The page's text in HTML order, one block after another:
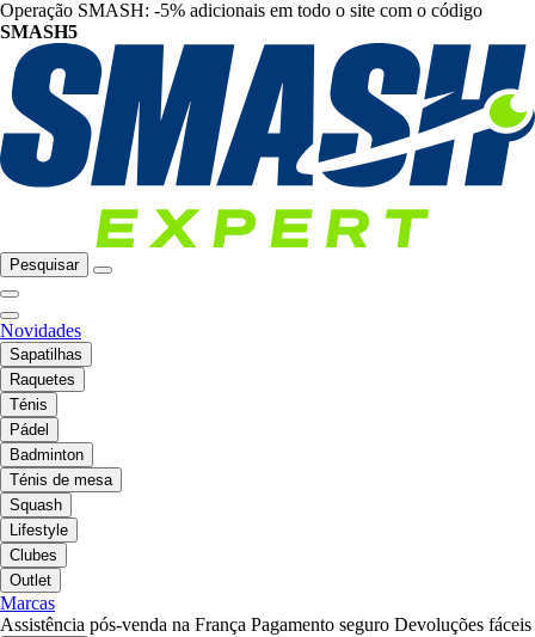
Operação SMASH: -5% adicionais em todo o site com o código
SMASH5
Pesquisar
Novidades
Sapatilhas
Raquetes
Ténis
Pádel
Badminton
Ténis de mesa
Squash
Lifestyle
Clubes
Outlet
Marcas
Assistência pós-venda na França Pagamento seguro Devoluções fáceis